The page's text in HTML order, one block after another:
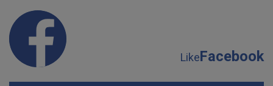
LikeFacebook